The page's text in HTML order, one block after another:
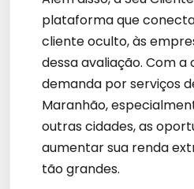
plataforma que
cliente oculto, às
dessa avaliação. Com
demanda por serviços
Maranhão,
outras cidades, as
aumentar sua renda
tão grandes.